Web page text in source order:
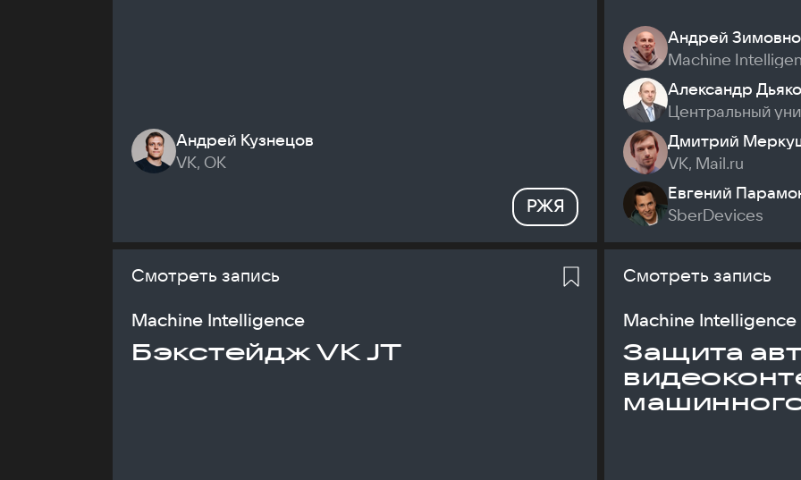
Андрей Кузнецов
VK, ОК
РЖЯ
Андрей
Machine
Александр
Центральный
Дмитрий
VK, Mail.ru
Евгений
SberDevices
Смотреть запись
Machine Intelligence
Бэкстейдж VK JT
Смотреть запись
Machine Intelligence
Защита